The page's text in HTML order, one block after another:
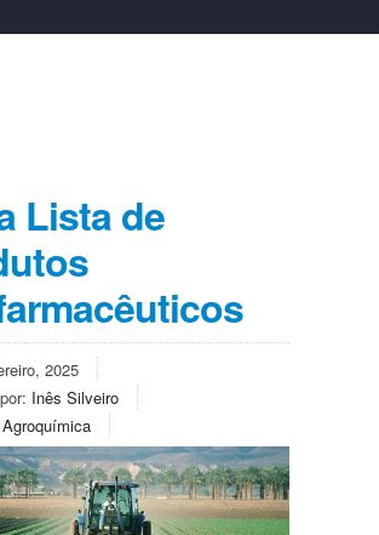
Lista de
2025
Inês Silveiro
Agroquímica